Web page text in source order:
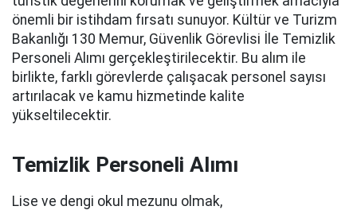
önemli bir istihdam fırsatı sunuyor. Kültür ve Turizm
Bakanlığı 130 Memur, Güvenlik Görevlisi İle Temizlik
Personeli Alımı gerçekleştirilecektir. Bu alım ile
birlikte, farklı görevlerde çalışacak personel sayısı
artırılacak ve kamu hizmetinde kalite
yükseltilecektir.
Temizlik Personeli Alımı
Lise ve dengi okul mezunu olmak,